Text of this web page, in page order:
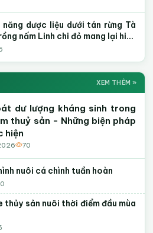
dược liệu dưới tán rừng Tà
nấm Linh chi đỏ mang lại hiệu
XEM THÊM »
dư lượng kháng sinh trong
thuỷ sản - Những biện pháp
hiện
70
nuôi cá chình tuần hoàn
thủy sản nuôi thời điểm đầu mùa